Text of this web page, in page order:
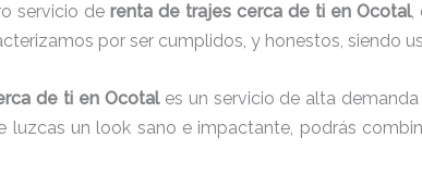
servicio de renta de trajes cerca de ti en Ocotal,
por ser cumplidos, y honestos, siendo
de ti en Ocotal es un servicio de alta
luzcas un look sano e impactante, podrás